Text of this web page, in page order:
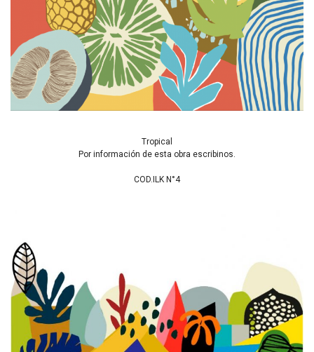
Tropical
Por información de esta obra escribinos.
COD.ILK N°4